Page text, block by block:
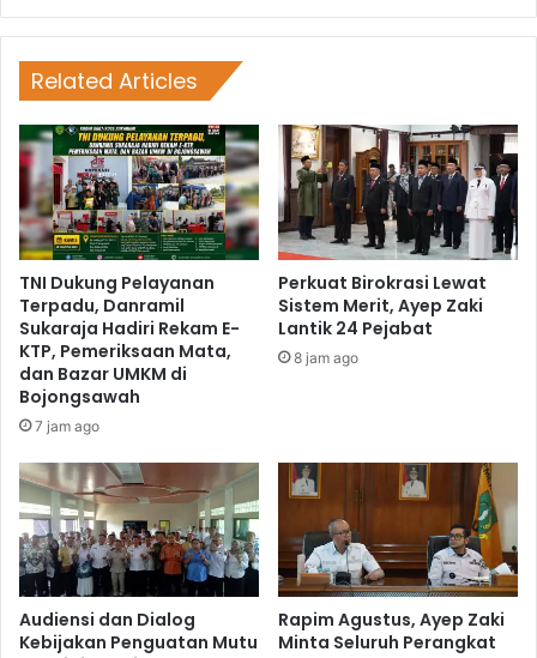
Related Articles
TNI Dukung Pelayanan
Terpadu, Danramil
Sukaraja Hadiri Rekam E-
KTP, Pemeriksaan Mata,
dan Bazar UMKM di
Bojongsawah
7 jam ago
Perkuat Birokrasi Lewat
Sistem Merit, Ayep Zaki
Lantik 24 Pejabat
8 jam ago
Audiensi dan Dialog
Kebijakan Penguatan Mutu
Rapim Agustus, Ayep Zaki
Minta Seluruh Perangkat